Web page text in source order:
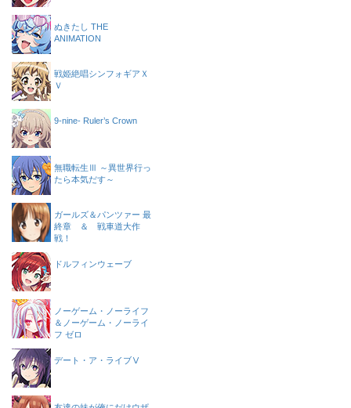
ぬきたし THE
ANIMATION
戦姫絶唱シンフォギアＸ
Ｖ
9-nine- Ruler’s Crown
無職転生Ⅲ ～異世界行っ
たら本気だす～
ガールズ＆パンツァー 最
終章 ＆ 戦車道大作
戦！
ドルフィンウェーブ
ノーゲーム・ノーライフ
＆ノーゲーム・ノーライ
フ ゼロ
デート・ア・ライブⅤ